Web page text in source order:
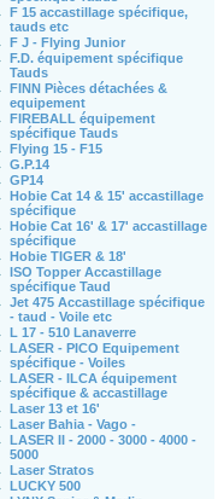
F 15 accastillage spécifique,
tauds etc
F J - Flying Junior
F.D. équipement spécifique
Tauds
FINN Pièces détachées &
equipement
FIREBALL équipement
spécifique Tauds
Flying 15 - F15
G.P.14
GP14
Hobie Cat 14 & 15' accastillage
spécifique
Hobie Cat 16' & 17' accastillage
spécifique
Hobie TIGER & 18'
ISO Topper Accastillage
spécifique Taud
Jet 475 Accastillage spécifique
- taud - Voile etc
L 17 - 510 Lanaverre
LASER - PICO Equipement
spécifique - Voiles
LASER - ILCA équipement
spécifique & accastillage
Laser 13 et 16'
Laser Bahia - Vago -
LASER II - 2000 - 3000 - 4000 -
5000
Laser Stratos
LUCKY 500